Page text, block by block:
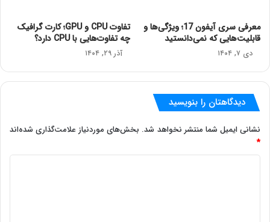
معرفی سری آیفون 17؛ ویژگی‌ها و
قابلیت‌هایی که نمی‌دانستید
دی ۷, ۱۴۰۴
تفاوت CPU و GPU؛ کارت گرافیک
چه تفاوت‌هایی با CPU دارد؟
آذر ۲۹, ۱۴۰۴
دیدگاهتان را بنویسید
نشانی ایمیل شما منتشر نخواهد شد. بخش‌های موردنیاز علامت‌گذاری شده‌اند
*